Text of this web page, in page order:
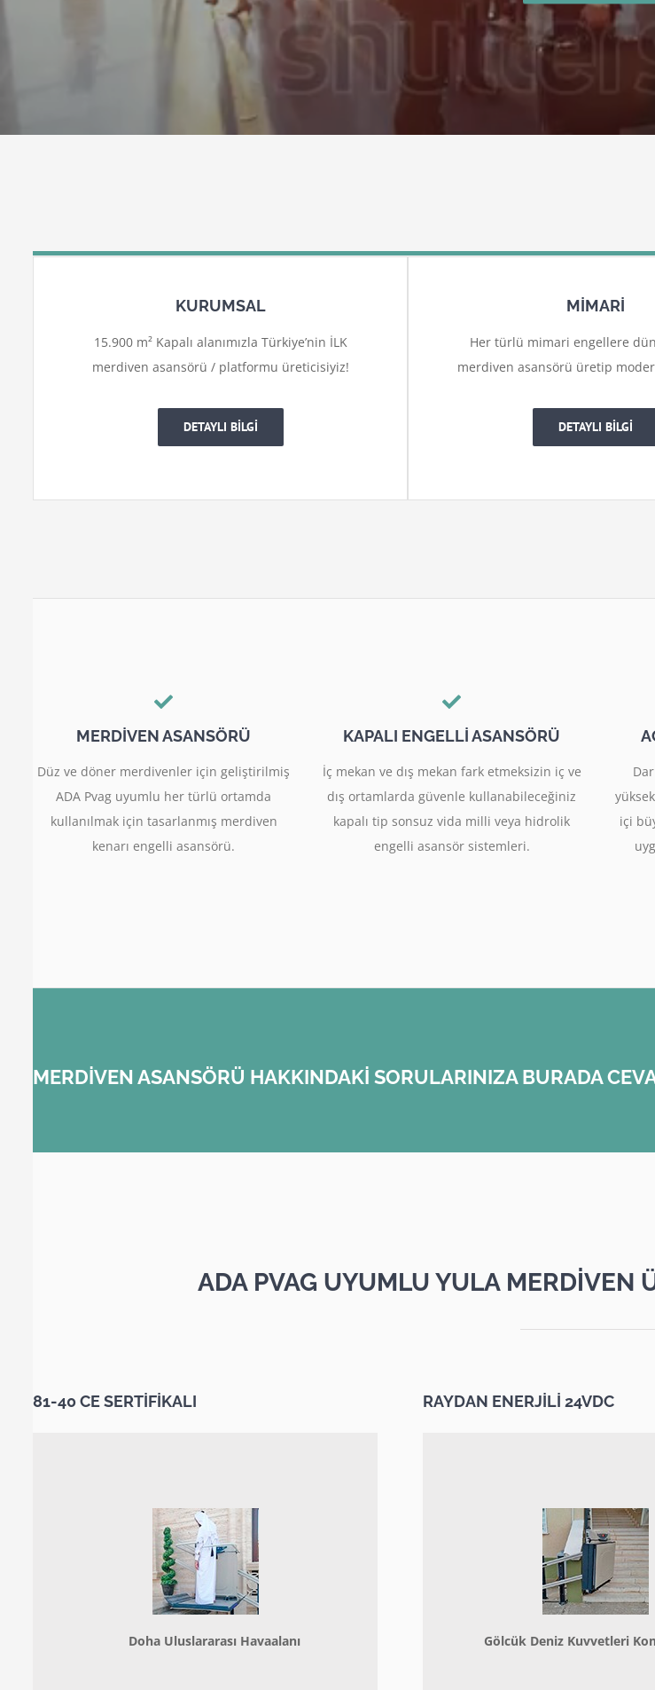
KURUMSAL
15.900 m² Kapalı alanımızla Türkiye’nin İLK
merdiven asansörü / platformu üreticisiyiz!
DETAYLI BİLGİ
MİMARİ
Her türlü mimari engellere
merdiven asansörü üretip
DETAYLI BİLGİ
MERDİVEN ASANSÖRÜ
Düz ve döner merdivenler için geliştirilmiş
ADA Pvag uyumlu her türlü ortamda
kullanılmak için tasarlanmış merdiven
kenarı engelli asansörü.
KAPALI ENGELLİ ASANSÖRÜ
İç mekan ve dış mekan fark etmeksizin iç ve
dış ortamlarda güvenle kullanabileceğiniz
kapalı tip sonsuz vida milli veya hidrolik
engelli asansör sistemleri.
içi
MERDİVEN ASANSÖRÜ HAKKINDAKİ SORULARINIZA BURADA
ADA PVAG UYUMLU YULA MERDİVEN
81-40 CE SERTİFİKALI RAYDAN ENERJİLİ 24VDC
DohaUluslararası Havaalanı Gölcük Deniz Kuvvetleri